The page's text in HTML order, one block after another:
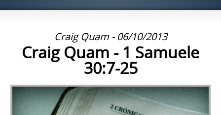
Craig Quam - 06/10/2013
Craig Quam - 1 Samuele
30:7-25